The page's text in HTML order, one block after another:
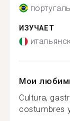
ИЗУЧАЕТ
Мои
Cultura,
costumbres